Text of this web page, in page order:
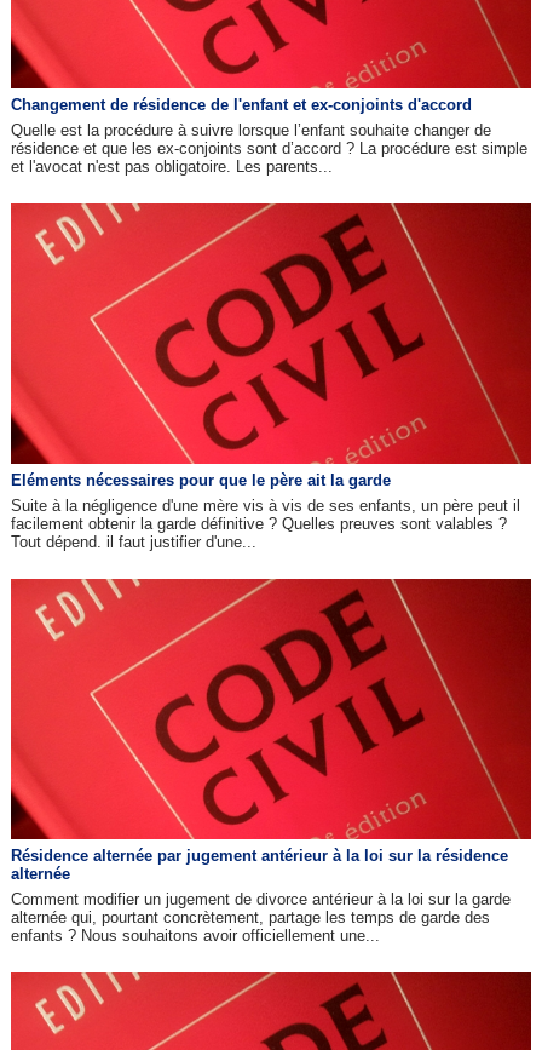
Changement de résidence de l'enfant et ex-conjoints d'accord
Quelle est la procédure à suivre lorsque l’enfant souhaite changer de
résidence et que les ex-conjoints sont d’accord ? La procédure est simple
et l'avocat n'est pas obligatoire. Les parents...
Eléments nécessaires pour que le père ait la garde
Suite à la négligence d'une mère vis à vis de ses enfants, un père peut il
facilement obtenir la garde définitive ? Quelles preuves sont valables ?
Tout dépend. il faut justifier d'une...
Résidence alternée par jugement antérieur à la loi sur la résidence
alternée
Comment modifier un jugement de divorce antérieur à la loi sur la garde
alternée qui, pourtant concrètement, partage les temps de garde des
enfants ? Nous souhaitons avoir officiellement une...